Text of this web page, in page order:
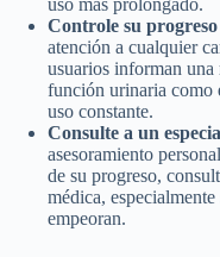
uso más prolongado.
Controle su progreso
atención a cualquier
usuarios informan
función urinaria como
uso constante.
Consulte a un
asesoramiento
de su progreso,
médica,
empeoran.